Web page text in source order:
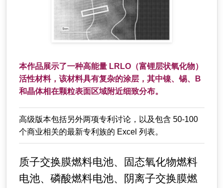
本作品展示了一种高能量 LRLO（富锂层状氧化物）
活性材料，该材料具有复杂的涂层，其中镍、锡、B
和晶体相在颗粒表面区域附近细致分布。
高级版本包括另外两项专利讨论，以及包含 50-100
个商业相关的最新专利族的 Excel 列表。
质子交换膜燃料电池、固态氧化物燃料
电池、磷酸燃料电池、阴离子交换膜燃